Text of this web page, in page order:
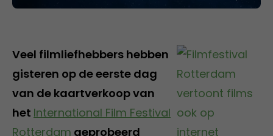
Veel filmliefhebbers hebben
gisteren op de eerste dag
van de kaartverkoop van
het International Film Festival
Rotterdam geprobeerd